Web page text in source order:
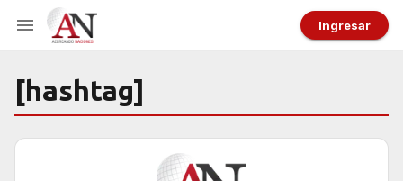
Ingresar
[hashtag]